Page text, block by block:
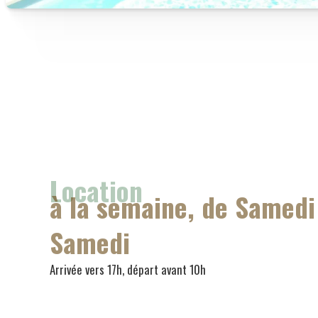
Location
à la semaine, de
Samedi
Arrivée vers 17h, départ avant 10h